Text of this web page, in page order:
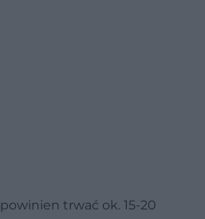
powinien trwać ok. 15-20